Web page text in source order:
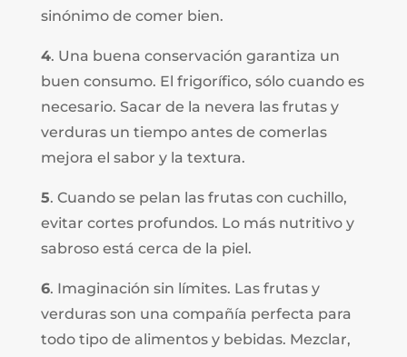
sinónimo de comer bien.
4. Una buena conservación garantiza un
buen consumo. El frigorífico, sólo cuando es
necesario. Sacar de la nevera las frutas y
verduras un tiempo antes de comerlas
mejora el sabor y la textura.
5. Cuando se pelan las frutas con cuchillo,
evitar cortes profundos. Lo más nutritivo y
sabroso está cerca de la piel.
6. Imaginación sin límites. Las frutas y
verduras son una compañía perfecta para
todo tipo de alimentos y bebidas. Mezclar,